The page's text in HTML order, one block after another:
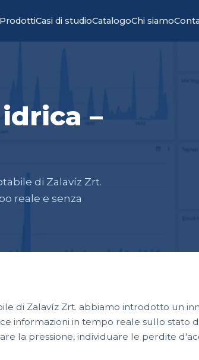
ProdottiCasi di studioCatalogoChi siamo
–
di Zalavíz Zrt.
reale e senza
di Zalavíz Zrt. abbiamo introdotto un
informazioni in tempo reale sullo stato
la pressione, individuare le perdite